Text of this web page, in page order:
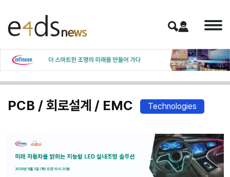
PCB / 회로설계 / EMC Technologies